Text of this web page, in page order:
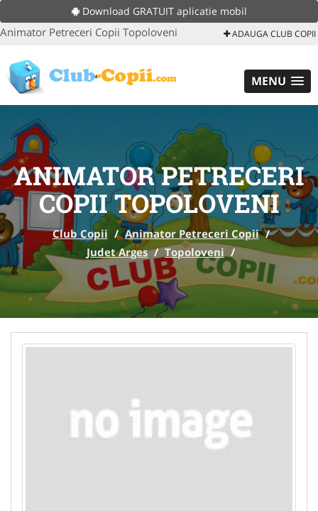
Download GRATUIT aplicatie mobil
Animator Petreceri Copii Topoloveni ADAUGA CLUB COPII
MENU
ANIMATOR PETRECERI
COPII TOPOLOVENI
Club Copii / Animator Petreceri Copii /
Judet Arges / Topoloveni /